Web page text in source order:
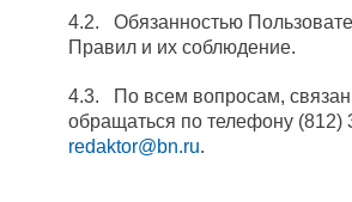
4.2. Обязанностью
Правил и их соблюдение.
4.3. По всем вопросам,
обращаться по телефону (812)
redaktor@bn.ru.